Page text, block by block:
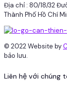
Địa chỉ : 80/18/32
Thành Phố Hồ Chí
© 2022 Website by
bảo lưu.
Liên hệ với chúng